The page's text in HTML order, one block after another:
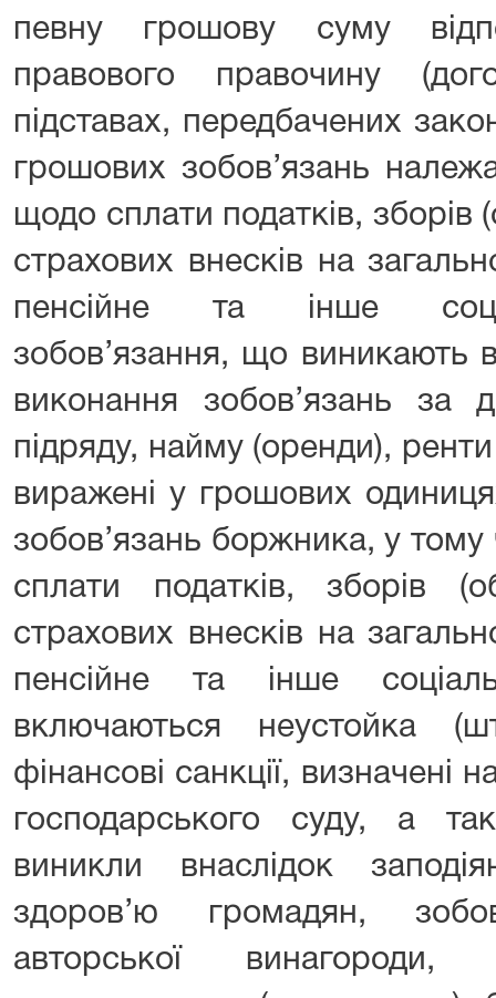
певну грошову суму
правового правочину
підставах, передбачених
грошових зобов’язань
щодо сплати податків, зборів
страхових внесків на
пенсійне та інше
зобов’язання, що виникають
виконання зобов’язань за
підряду, найму (оренди),
виражені у грошових
зобов’язань боржника, у тому
сплати податків, зборів
страхових внесків на
пенсійне та інше
включаються неустойка
фінансові санкції, визначені
господарського суду, а
виникли внаслідок
здоров’ю громадян,
авторської винагороди,